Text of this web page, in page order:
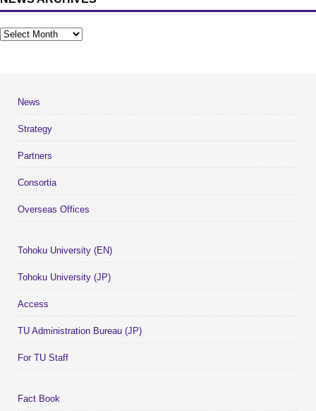
News
Strategy
Partners
Consortia
Overseas Offices
Tohoku University (EN)
Tohoku University (JP)
Access
TU Administration Bureau (JP)
For TU Staff
Fact Book